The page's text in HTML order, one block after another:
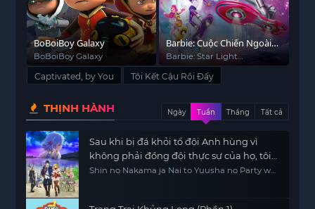
BoBoiBoy Galaxy
BoBoiBoy Galaxy
Barbie: Cuộc Chiến Ngoài
Không Gian
Barbie: Star Light
Adventure
Captivated, by You Tôi Kết Cậu Rồi Đấy
THỊNH HÀNH Ngày Tuần Tháng Tất cả
Sau khi bị đá khỏi tổ đội Anh hùng vì
không phải đồng đội thực sự của họ, tôi
quyết định sẽ sống chậm lại ở nơi biên ải
Shin no Nakama ja Nai to Yuusha no Party wo
Countryside